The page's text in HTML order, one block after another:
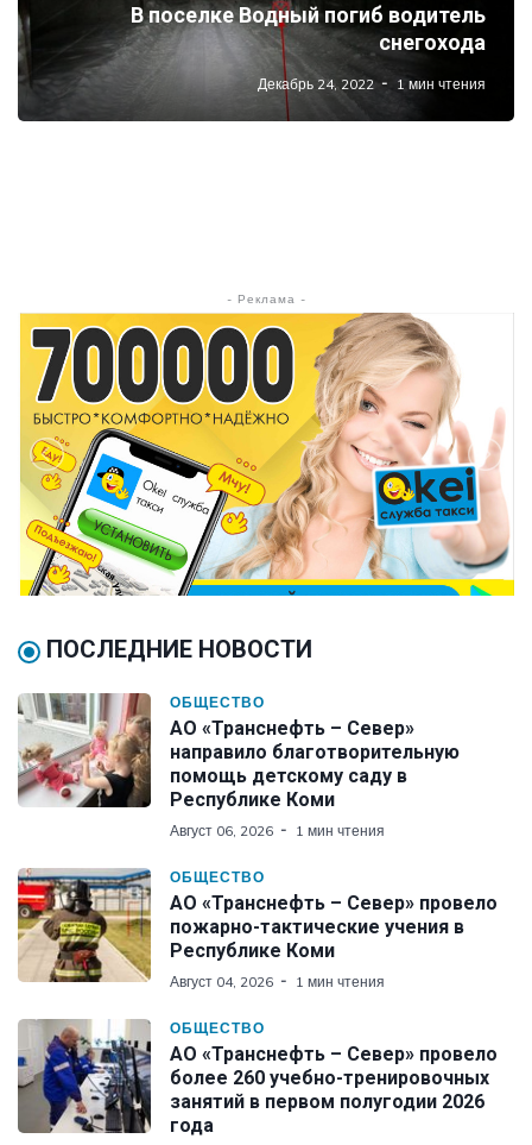
В поселке Водный погиб водитель
снегохода
Декабрь 24, 2022 1 мин чтения
- Реклама -
ПОСЛЕДНИЕ НОВОСТИ
ОБЩЕСТВО
АО «Транснефть – Север»
направило благотворительную
помощь детскому саду в
Республике Коми
Август 06, 2026 1 мин чтения
ОБЩЕСТВО
АО «Транснефть – Север» провело
пожарно-тактические учения в
Республике Коми
Август 04, 2026 1 мин чтения
ОБЩЕСТВО
АО «Транснефть – Север» провело
более 260 учебно-тренировочных
занятий в первом полугодии 2026
года